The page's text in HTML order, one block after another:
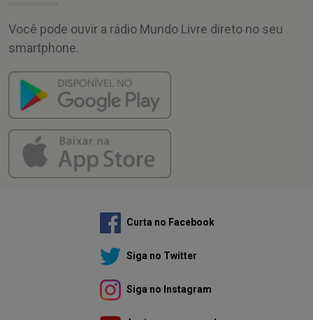
Você pode ouvir a rádio Mundo Livre direto no seu
smartphone.
Curta no Facebook
Siga no Twitter
Siga no Instagram